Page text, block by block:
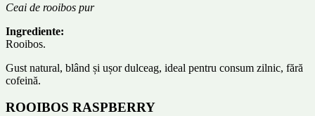
Ceai de rooibos pur
Ingrediente:
Rooibos.
Gust natural, blând și ușor dulceag, ideal pentru consum zilnic, fără
cofeină.
ROOIBOS RASPBERRY